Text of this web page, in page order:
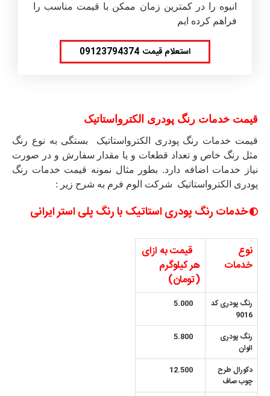
انبوه را در کمترین زمان ممکن با قیمت مناسب را
فراهم کرده ایم
استعلام قیمت 09123794374
قیمت خدمات رنگ پودری الکترواستاتیک
قیمت خدمات رنگ پودری الکترواستاتیک بستگی به نوع رنگ
مثل رنگ خاص و تعداد قطعات و یا مقدار سفارش و در صورت
نیاز خدمات اضافه دارد. بطور مثال نمونه قیمت خدمات رنگ
پودری الکترواستاتیک شرکت الوم فرم به شرح زیر :
خدمات رنگ پودری استاتیک با رنگ پلی استر ایرانی
نوع
خدمات
قیمت به ازای
هر کیلوگرم
(تومان)
رنگ پودری کد
9016
رنگ پودری
الوان
دکورال طرح
چوب صاف